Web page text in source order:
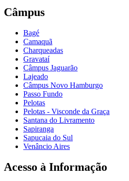
Câmpus
Bagé
Camaquã
Charqueadas
Gravataí
Câmpus Jaguarão
Lajeado
Câmpus Novo Hamburgo
Passo Fundo
Pelotas
Pelotas - Visconde da Graça
Santana do Livramento
Sapiranga
Sapucaia do Sul
Venâncio Aires
Acesso à Informação